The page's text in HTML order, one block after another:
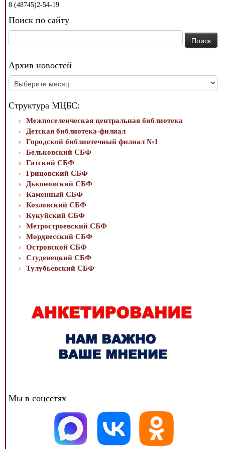
8 (48745)2-54-19
Поиск по сайту
Архив новостей
Архив
новостей
Структура МЦБС:
Межпоселенческая центральная библиотека
Детская библиотека-филиал
Городской библиотечный филиал №1
Бельковский СБФ
Гатский СБФ
Грицовский СБФ
Дьконовский СБФ
Каменный СБФ
Козловский СБФ
Кукуйский СБФ
Метростроевский СБФ
Мордвесский СБФ
Островской СБФ
Студенецкий СБФ
Тулубьевский СБФ
Мы в соцсетях